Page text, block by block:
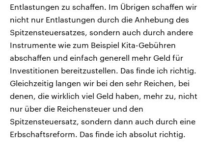
Entlastungen zu schaffen. Im Übrigen schaffen wir
nicht nur Entlastungen durch die Anhebung des
Spitzensteuersatzes, sondern auch durch andere
Instrumente wie zum Beispiel Kita-Gebühren
abschaffen und einfach generell mehr Geld für
Investitionen bereitzustellen. Das finde ich richtig.
Gleichzeitig langen wir bei den sehr Reichen, bei
denen, die wirklich viel Geld haben, mehr zu, nicht
nur über die Reichensteuer und den
Spitzensteuersatz, sondern dann auch durch eine
Erbschaftsreform. Das finde ich absolut richtig.